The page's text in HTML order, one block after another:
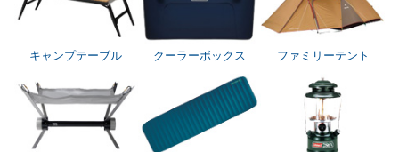
キャンプテーブル クーラーボックス ファミリーテント